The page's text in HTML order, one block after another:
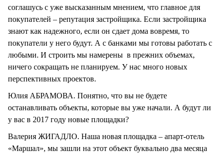
соглашусь с уже высказанным мнением, что главное для
покупателей – репутация застройщика. Если застройщика
знают как надежного, если он сдает дома вовремя, то
покупатели у него будут. А с банками мы готовы работать с
любыми. И строить мы намерены в прежних объемах,
ничего сокращать не планируем. У нас много новых
перспективных проектов.
Юлия АБРАМОВА. Понятно, что вы не будете
останавливать объекты, которые вы уже начали. А будут ли
у вас в 2017 году новые площадки?
Валерия ЖИГАДЛО. Наша новая площадка – апарт-отель
«Маршал», мы зашли на этот объект буквально два месяца